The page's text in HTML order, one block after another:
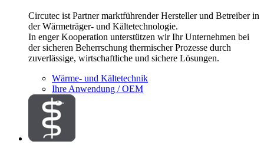
Circutec ist Partner marktführender Hersteller und Betreiber in
der Wärmeträger- und Kältetechnologie.
In enger Kooperation unterstützen wir Ihr Unternehmen bei
der sicheren Beherrschung thermischer Prozesse durch
zuverlässige, wirtschaftliche und sichere Lösungen.
Wärme- und Kältetechnik
Ihre Anwendung / OEM